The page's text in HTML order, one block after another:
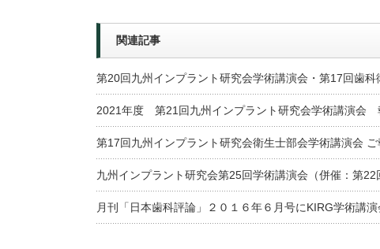
関連記事
第20回九州インプラント研究会学術講演会・第17回歯科
2021年度 第21回九州インプラント研究会学術講演会
第17回九州インプラント研究会衛生士部会学術講演会 ご
九州インプラント研究会第25回学術講演会（併催：第22
月刊「日本歯科評論」２０１６年６月号にKIRG学術講